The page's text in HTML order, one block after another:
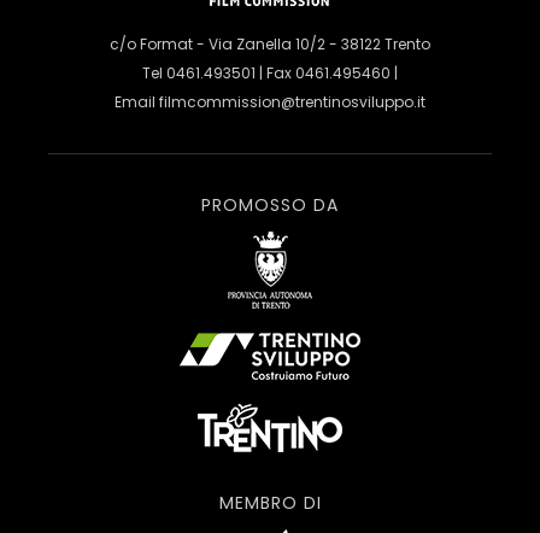
c/o Format - Via Zanella 10/2 - 38122 Trento
Tel 0461.493501 | Fax 0461.495460 |
Email filmcommission@trentinosviluppo.it
PROMOSSO DA
MEMBRO DI